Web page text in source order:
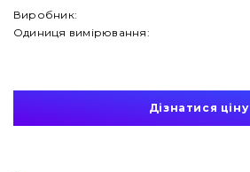
Виробник:
Одиниця вимірювання:
Дізнатися ціну